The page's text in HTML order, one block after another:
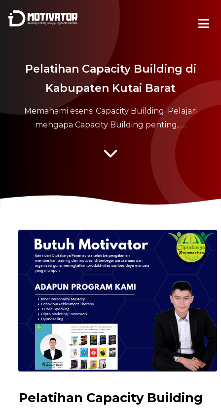
Pelatihan Capacity Building di
Kabupaten Kutai Barat
Memahami esensi Capacity Building. Pelajari
mengapa Capacity Building penting, …
Pelatihan Capacity Building